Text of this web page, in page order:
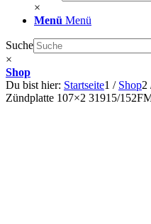
×
Menü Menü
Suche
×
Shop
Du bist hier: Startseite1 / Shop2
Zündplatte 107×2 31915/